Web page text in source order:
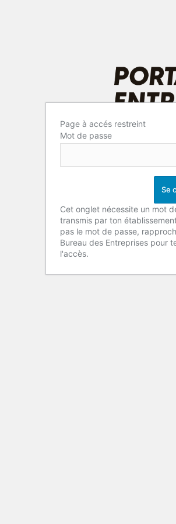
Page à accés restreint
Mot de passe
Cet onglet nécessite un mot
transmis par ton
pas le mot de passe,
Bureau des Entreprises pour
l'accès.